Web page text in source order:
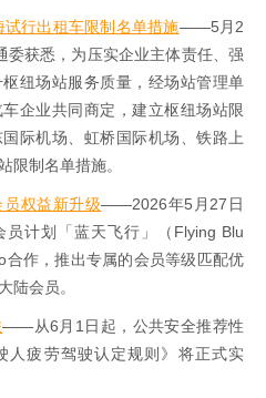
行出租车限制名单措施——5月2
委获悉，为压实企业主体责任、强
纽场站服务质量，经场站管理单
企业共同商定，建立枢纽场站限
际机场、虹桥国际机场、铁路上
限制名单措施。
员权益新升级——2026年5月27日
计划「蓝天飞行」（Flying Blu
合作，推出专属的会员等级匹配优
陆会员。
——从6月1日起，公共安全推荐性
人疲劳驾驶认定规则》将正式实